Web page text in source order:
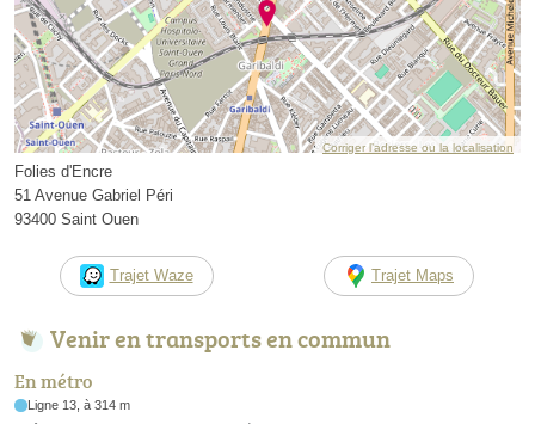
Corriger l’adresse ou la localisation
Folies d'Encre
51 Avenue Gabriel Péri
93400 Saint Ouen
Trajet Waze Trajet Maps
Venir en transports en commun
En métro
Ligne 13, à 314 m